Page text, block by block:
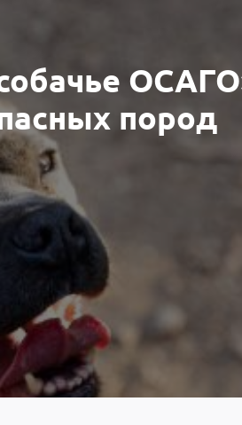
пород